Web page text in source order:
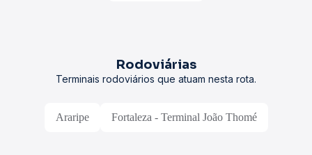
Rodoviárias
Terminais rodoviários que atuam nesta rota.
Araripe Fortaleza - Terminal João Thomé